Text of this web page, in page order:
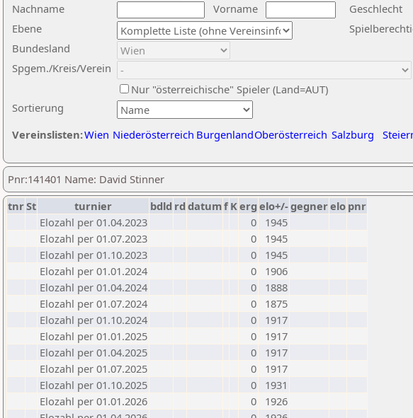
Nachname
Vorname
Ebene
Sortierung
Bundesland
Spgem./Kreis/Verein
Geschlecht
Nur "österreichische" Spieler (Land=AUT)
Vereinslisten:Wien Niederösterreich BurgenlandOberösterreich Salzburg
Pnr:141401 Name: David Stinner
tnrSt turnier bdld rd datumf Kerg elo+/-gegnerelo pnr
Elozahl per 01.04.2023
0
1945
Elozahl per 01.07.2023
0
1945
Elozahl per 01.10.2023
0
1945
Elozahl per 01.01.2024
0
1906
Elozahl per 01.04.2024
0
1888
Elozahl per 01.07.2024
0
1875
Elozahl per 01.10.2024
0
1917
Elozahl per 01.01.2025
0
1917
Elozahl per 01.04.2025
0
1917
Elozahl per 01.07.2025
0
1917
Elozahl per 01.10.2025
0
1931
Elozahl per 01.01.2026
0
1926